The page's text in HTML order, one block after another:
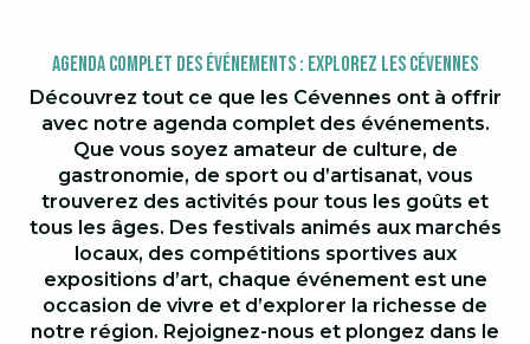
Agenda Complet des Événements : Explorez les Cévennes
Découvrez tout ce que les Cévennes ont à offrir
avec notre agenda complet des événements.
Que vous soyez amateur de culture, de
gastronomie, de sport ou d’artisanat, vous
trouverez des activités pour tous les goûts et
tous les âges. Des festivals animés aux marchés
locaux, des compétitions sportives aux
expositions d’art, chaque événement est une
occasion de vivre et d’explorer la richesse de
notre région. Rejoignez-nous et plongez dans le